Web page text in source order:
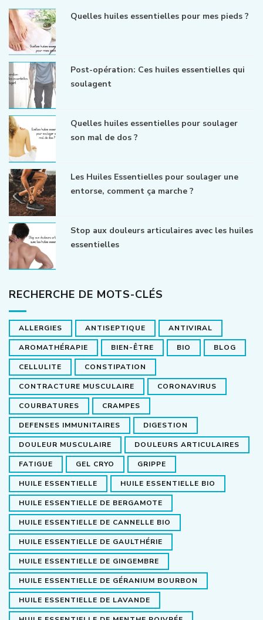
Quelles huiles essentielles pour mes pieds ?
Post-opération: Ces huiles essentielles qui
soulagent
Quelles huiles essentielles pour soulager
son mal de dos ?
Les Huiles Essentielles pour soulager une
entorse, comment ça marche ?
Stop aux douleurs articulaires avec les huiles
essentielles
RECHERCHE DE MOTS-CLÉS
ALLERGIES ANTISEPTIQUE ANTIVIRAL
AROMATHÉRAPIE BIEN-ÊTRE BIO BLOG
CELLULITE CONSTIPATION
CONTRACTURE MUSCULAIRE CORONAVIRUS
COURBATURES CRAMPES
DEFENSES IMMUNITAIRES DIGESTION
DOULEUR MUSCULAIRE DOULEURS ARTICULAIRES
FATIGUE GEL CRYO GRIPPE
HUILE ESSENTIELLE HUILE ESSENTIELLE BIO
HUILE ESSENTIELLE DE BERGAMOTE
HUILE ESSENTIELLE DE CANNELLE BIO
HUILE ESSENTIELLE DE GAULTHÉRIE
HUILE ESSENTIELLE DE GINGEMBRE
HUILE ESSENTIELLE DE GÉRANIUM BOURBON
HUILE ESSENTIELLE DE LAVANDE